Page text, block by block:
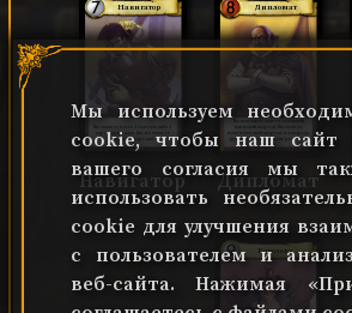
Навигатор
карты кварталов. Вы не можете
строить кварталы.
Навигатор
Дипломат
другого игрока, заплатив разницу в
Дипломат
Королева
Мы используем
cookie, чтобы наш сайт
вашего согласия мы
использовать
cookie для улучшения
с пользователем и
веб-сайта. Нажимая